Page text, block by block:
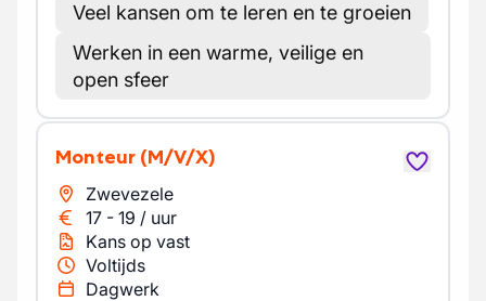
Veel kansen om te leren en te groeien
Werken in een warme, veilige en
open sfeer
Monteur (M/V/X)
Zwevezele
17 - 19 / uur
Kans op vast
Voltijds
Dagwerk